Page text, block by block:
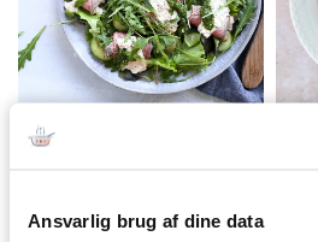
Ansvarlig brug af dine data